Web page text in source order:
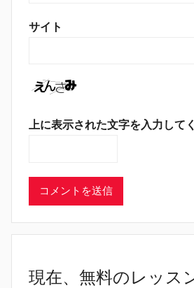
サイト
上に表示された文字を入力して
現在、無料のレッス